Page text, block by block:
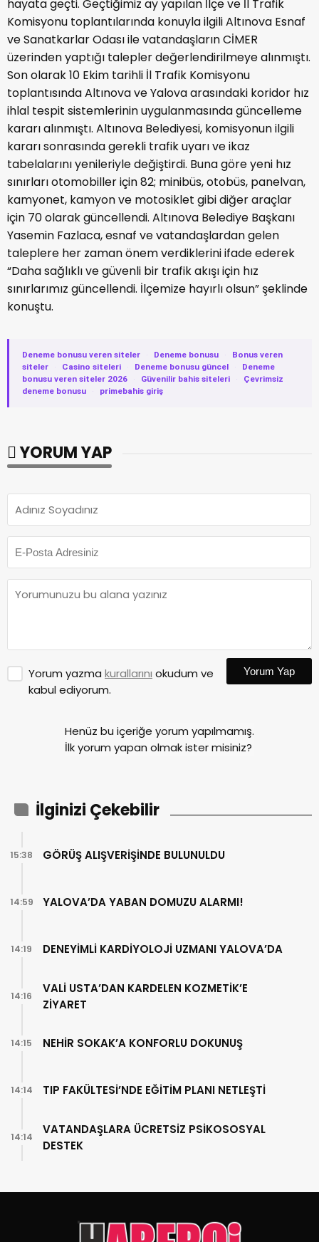
hayata geçti. Geçtiğimiz ay yapılan İlçe ve İl Trafik
Komisyonu toplantılarında konuyla ilgili Altınova Esnaf
ve Sanatkarlar Odası ile vatandaşların CİMER
üzerinden yaptığı talepler değerlendirilmeye alınmıştı.
Son olarak 10 Ekim tarihli İl Trafik Komisyonu
toplantısında Altınova ve Yalova arasındaki koridor hız
ihlal tespit sistemlerinin uygulanmasında güncelleme
kararı alınmıştı. Altınova Belediyesi, komisyonun ilgili
kararı sonrasında gerekli trafik uyarı ve ikaz
tabelalarını yenileriyle değiştirdi. Buna göre yeni hız
sınırları otomobiller için 82; minibüs, otobüs, panelvan,
kamyonet, kamyon ve motosiklet gibi diğer araçlar
için 70 olarak güncellendi. Altınova Belediye Başkanı
Yasemin Fazlaca, esnaf ve vatandaşlardan gelen
taleplere her zaman önem verdiklerini ifade ederek
“Daha sağlıklı ve güvenli bir trafik akışı için hız
sınırlarımız güncellendi. İlçemize hayırlı olsun” şeklinde
konuştu.
Deneme bonusu veren siteler · Deneme bonusu ·
Bonus veren
siteler
· Casino siteleri · Deneme bonusu güncel ·
Deneme
bonusu veren siteler 2026
· Güvenilir bahis siteleri ·
Çevrimsiz
deneme bonusu
· primebahis giriş
YORUM YAP
Yorum yazma kurallarını okudum ve
kabul ediyorum.
Yorum Yap
Henüz bu içeriğe yorum yapılmamış.
İlk yorum yapan olmak ister misiniz?
İlginizi Çekebilir
GÖRÜŞ ALIŞVERİŞİNDE BULUNULDU
15:38
YALOVA’DA YABAN DOMUZU ALARMI!
14:59
DENEYİMLİ KARDİYOLOJİ UZMANI YALOVA’DA
14:19
VALİ USTA’DAN KARDELEN KOZMETİK’E
ZİYARET
14:16
NEHİR SOKAK’A KONFORLU DOKUNUŞ
14:15
TIP FAKÜLTESİ’NDE EĞİTİM PLANI NETLEŞTİ
14:14
VATANDAŞLARA ÜCRETSİZ PSİKOSOSYAL
DESTEK
14:14